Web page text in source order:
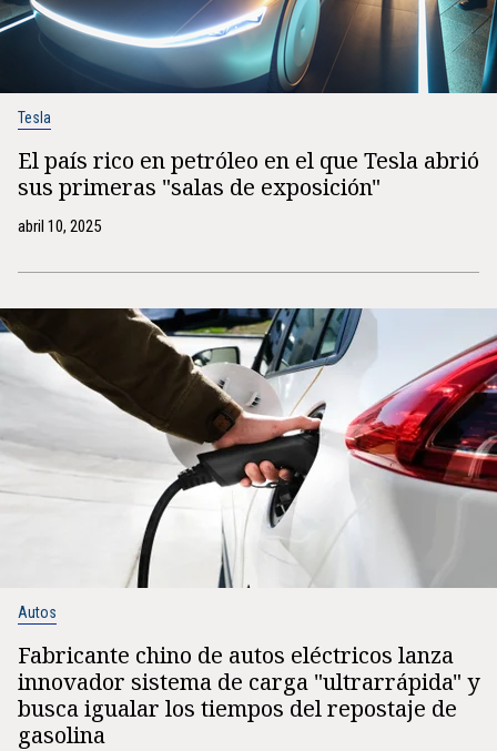
Tesla
El país rico en petróleo en el que Tesla abrió
sus primeras "salas de exposición"
abril 10, 2025
Autos
Fabricante chino de autos eléctricos lanza
innovador sistema de carga "ultrarrápida" y
busca igualar los tiempos del repostaje de
gasolina